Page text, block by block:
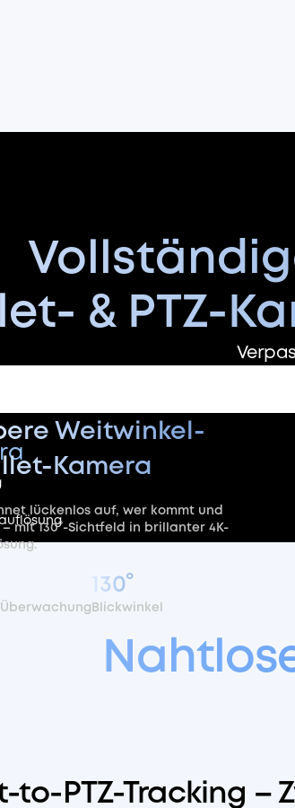
& PTZ-
Weitwinkel-
Kamera
lückenlos auf, wer kommt und
mit 130°-Sichtfeld in brillanter 4K-
Überwachung
130°
Blickwinkel
to-PTZ-Tracking –